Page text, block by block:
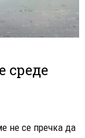
среде
не се пречка да